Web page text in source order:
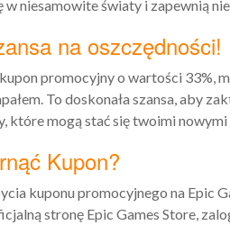
w niesamowite światy i zapewnią
na oszczędności!
promocyjny o wartości 33%,
To doskonała szansa, aby
które mogą stać się twoimi nowymi
Kupon?
kuponu promocyjnego na Epic
stronę Epic Games Store,